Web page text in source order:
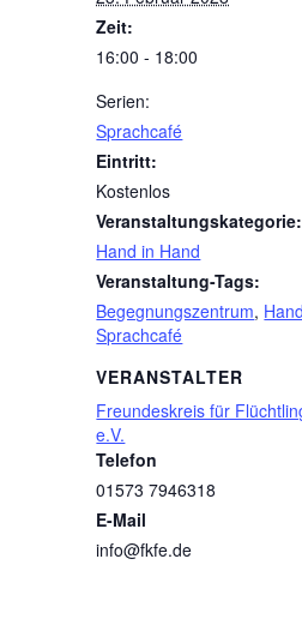
Zeit:
16:00 - 18:00
Serien:
Sprachcafé
Eintritt:
Kostenlos
Veranstaltungskategorie:
Hand in Hand
Veranstaltung-Tags:
Begegnungszentrum,
Sprachcafé
VERANSTALTER
Freundeskreis für
e.V.
Telefon
01573 7946318
E-Mail
info@fkfe.de